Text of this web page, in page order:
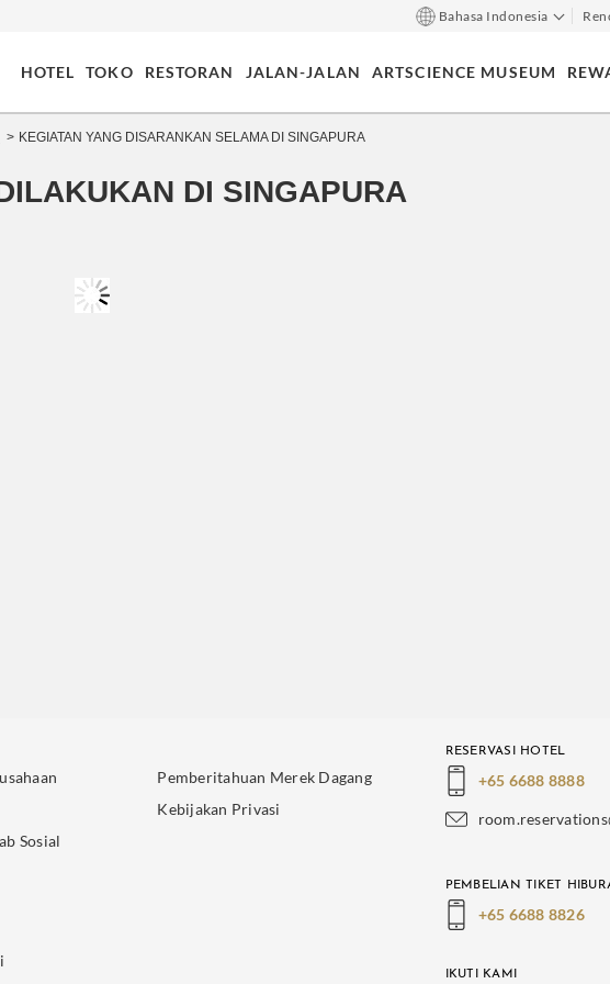
Bahasa Indonesia
HOTEL TOKO RESTORAN JALAN-JALAN ARTSCIENCE MUSEUM
KEGIATAN YANG DISARANKAN SELAMA DI SINGAPURA
DI SINGAPURA
Sosial
Pemberitahuan Merek Dagang
Kebijakan Privasi
RESERVASI HOTEL
+65 6688 8888
PEMBELIAN TIKET
+65 6688 8826
IKUTI KAMI